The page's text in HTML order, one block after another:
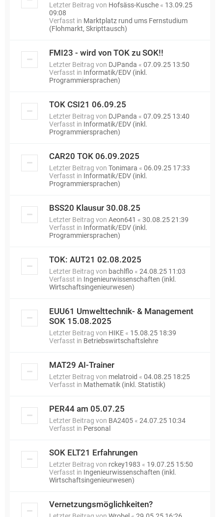
Letzter Beitrag von Hofsäss-Kusche « 13.09.25
09:08
Verfasst in Marktplatz rund ums Fernstudium
(Flohmarkt, Skripttausch)
FMI23 - wird von TOK zu SOK!!
Letzter Beitrag von DJPanda « 07.09.25 13:50
Verfasst in Informatik/EDV (inkl.
Programmiersprachen)
TOK CSI21 06.09.25
Letzter Beitrag von DJPanda « 07.09.25 13:40
Verfasst in Informatik/EDV (inkl.
Programmiersprachen)
CAR20 TOK 06.09.2025
Letzter Beitrag von Tonimara « 06.09.25 17:33
Verfasst in Informatik/EDV (inkl.
Programmiersprachen)
BSS20 Klausur 30.08.25
Letzter Beitrag von Aeon641 « 30.08.25 21:39
Verfasst in Informatik/EDV (inkl.
Programmiersprachen)
TOK: AUT21 02.08.2025
Letzter Beitrag von bachlflo « 24.08.25 11:03
Verfasst in Ingenieurwissenschaften (inkl.
Wirtschaftsingenieurwesen)
EUU61 Umwelttechnik- & Management
SOK 15.08.2025
Letzter Beitrag von HIKE « 15.08.25 18:39
Verfasst in Betriebswirtschaftslehre
MAT29 AI-Trainer
Letzter Beitrag von melatroid « 04.08.25 18:25
Verfasst in Mathematik (inkl. Statistik)
PER44 am 05.07.25
Letzter Beitrag von BA2405 « 24.07.25 10:34
Verfasst in Personal
SOK ELT21 Erfahrungen
Letzter Beitrag von rckey1983 « 19.07.25 15:50
Verfasst in Ingenieurwissenschaften (inkl.
Wirtschaftsingenieurwesen)
Vernetzungsmöglichkeiten?